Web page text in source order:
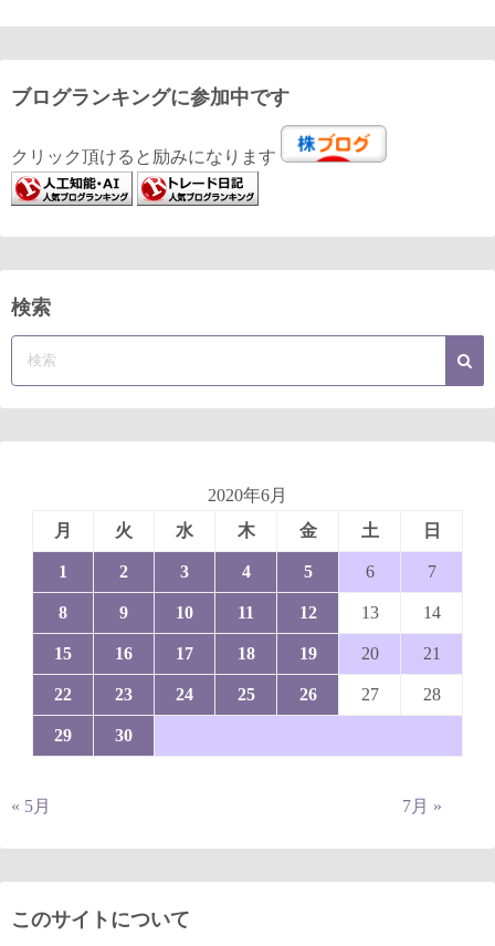
ブログランキングに参加中です
クリック頂けると励みになります
検索
2020年6月
月
火 水 木 金 土 日
1 2 3 4 5 6 7
8 9 10 11 12 13 14
15 16 17 18 19 20 21
22 23 24 25 26 27 28
29 30
« 5月 7月 »
このサイトについて